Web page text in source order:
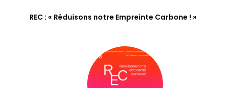
REC : « Réduisons notre Empreinte Carbone ! »